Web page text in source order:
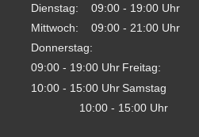
Dienstag:
Mittwoch:
Donnerstag:
09:00 - 19:00 Uhr
Freitag:
10:00 - 15:00 Uhr
Samstag
10:00 - 15:00 Uhr